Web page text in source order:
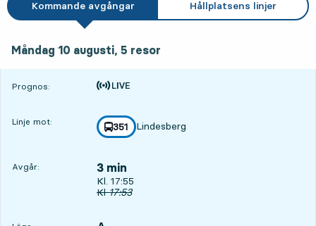
Kommande avgångar Hållplatsens linjer
Måndag 10 augusti, 5 resor
Prognos:
Tiden är prognos
Linje mot: linje
351
mot
Lindesberg
,
Avgår: 3 min
Avgår, Kl. 17:55, om 3 min
Kl. 17:55
Ursprunglig avgångstid
Kl17:53